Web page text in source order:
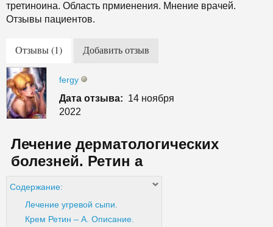
третиноина. Область прмиенения. Мнение врачей.
Отзывы пациентов.
Отзывы (1) Добавить отзыв
fergy
Дата отзыва: 14 ноября
2022
Лечение дерматологических
болезней. Ретин а
Содержание:
Лечение угревой сыпи.
Крем Ретин – А. Описание.